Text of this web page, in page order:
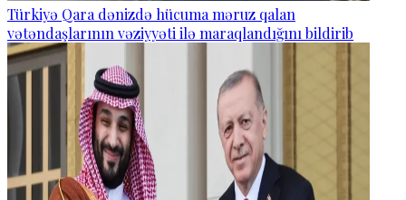
Türkiyə Qara dənizdə hücuma məruz qalan
vətəndaşlarının vəziyyəti ilə maraqlandığını bildirib